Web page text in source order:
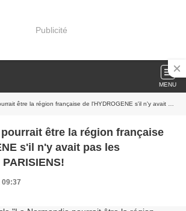
Publicité
MENU
la région française de l'HYDROGENE s'il n'y avait pas les GRIBOUILLES PARISIENS!
être la région française
s'il n'y avait pas les
09:37